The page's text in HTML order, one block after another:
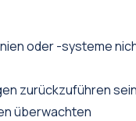
oder -systeme
zurückzuführen
überwachten